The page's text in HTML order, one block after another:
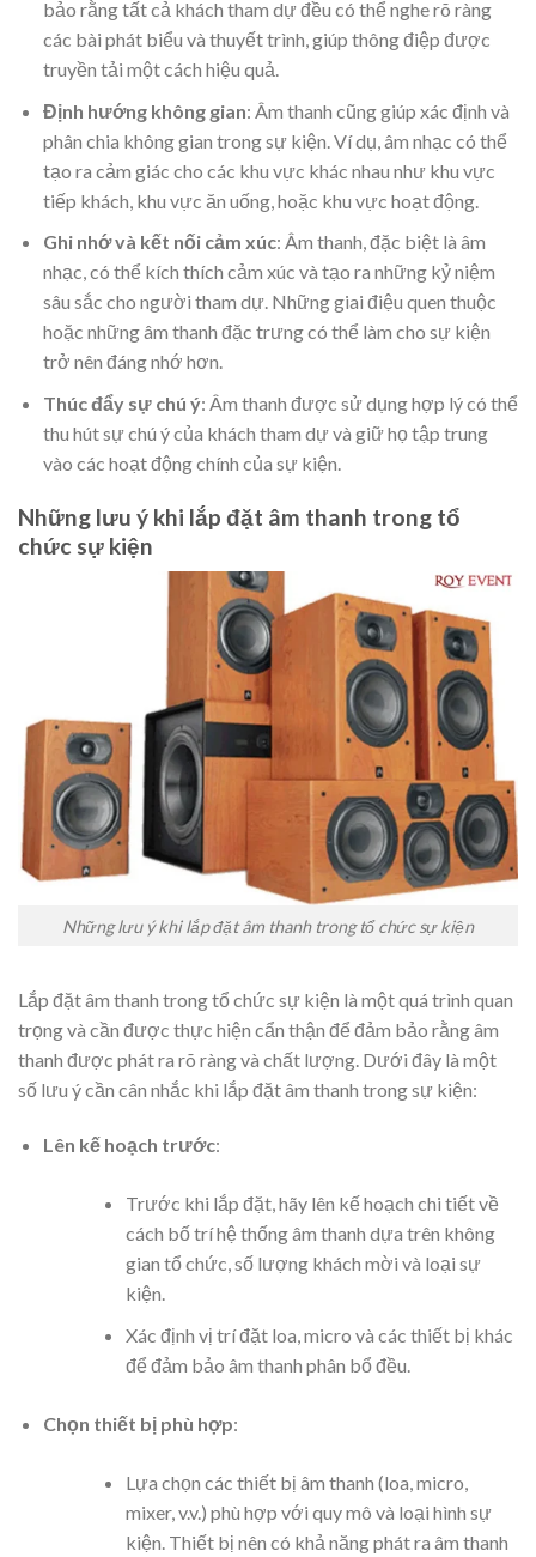
bảo rằng tất cả khách tham dự đều có thể nghe rõ ràng
các bài phát biểu và thuyết trình, giúp thông điệp được
truyền tải một cách hiệu quả.
Định hướng không gian: Âm thanh cũng giúp xác định và
phân chia không gian trong sự kiện. Ví dụ, âm nhạc có thể
tạo ra cảm giác cho các khu vực khác nhau như khu vực
tiếp khách, khu vực ăn uống, hoặc khu vực hoạt động.
Ghi nhớ và kết nối cảm xúc: Âm thanh, đặc biệt là âm
nhạc, có thể kích thích cảm xúc và tạo ra những kỷ niệm
sâu sắc cho người tham dự. Những giai điệu quen thuộc
hoặc những âm thanh đặc trưng có thể làm cho sự kiện
trở nên đáng nhớ hơn.
Thúc đẩy sự chú ý: Âm thanh được sử dụng hợp lý có thể
thu hút sự chú ý của khách tham dự và giữ họ tập trung
vào các hoạt động chính của sự kiện.
Những lưu ý khi lắp đặt âm thanh trong tổ
chức sự kiện
Những lưu ý khi lắp đặt âm thanh trong tổ chức sự kiện
Lắp đặt âm thanh trong tổ chức sự kiện là một quá trình quan
trọng và cần được thực hiện cẩn thận để đảm bảo rằng âm
thanh được phát ra rõ ràng và chất lượng. Dưới đây là một
số lưu ý cần cân nhắc khi lắp đặt âm thanh trong sự kiện:
Lên kế hoạch trước:
Trước khi lắp đặt, hãy lên kế hoạch chi tiết về
cách bố trí hệ thống âm thanh dựa trên không
gian tổ chức, số lượng khách mời và loại sự
kiện.
Xác định vị trí đặt loa, micro và các thiết bị khác
để đảm bảo âm thanh phân bổ đều.
Chọn thiết bị phù hợp:
Lựa chọn các thiết bị âm thanh (loa, micro,
mixer, v.v.) phù hợp với quy mô và loại hình sự
kiện. Thiết bị nên có khả năng phát ra âm thanh